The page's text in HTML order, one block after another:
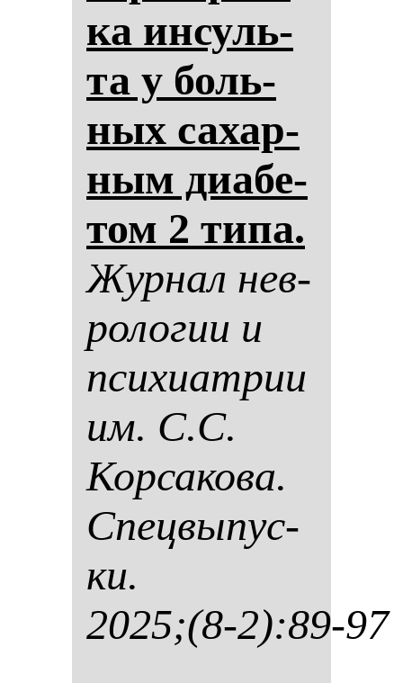
ка ин­суль­
та у боль­
ных са­хар­
ным ди­абе­
том 2 ти­па.
Жур­нал нев­
ро­ло­гии и
пси­хи­ат­рии
им. С.С.
Кор­са­ко­ва.
Спец­вы­пус­
ки.
2025;(8-2):89-97